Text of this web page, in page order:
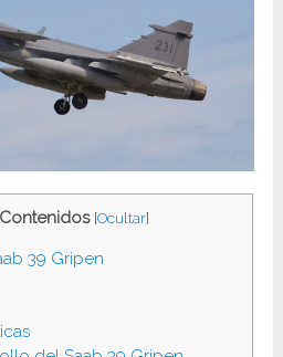
[Ocultar]
39 Gripen